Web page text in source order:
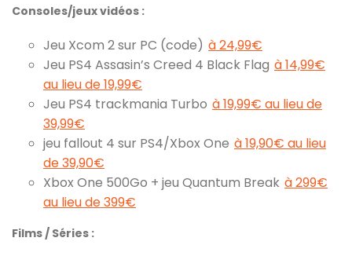
Consoles/jeux vidéos :
Jeu Xcom 2 sur PC (code) à 24,99€
Jeu PS4 Assasin’s Creed 4 Black Flag à 14,99€
au lieu de 19,99€
Jeu PS4 trackmania Turbo à 19,99€ au lieu de
39,99€
jeu fallout 4 sur PS4/Xbox One à 19,90€ au lieu
de 39,90€
Xbox One 500Go + jeu Quantum Break à 299€
au lieu de 399€
Films / Séries :